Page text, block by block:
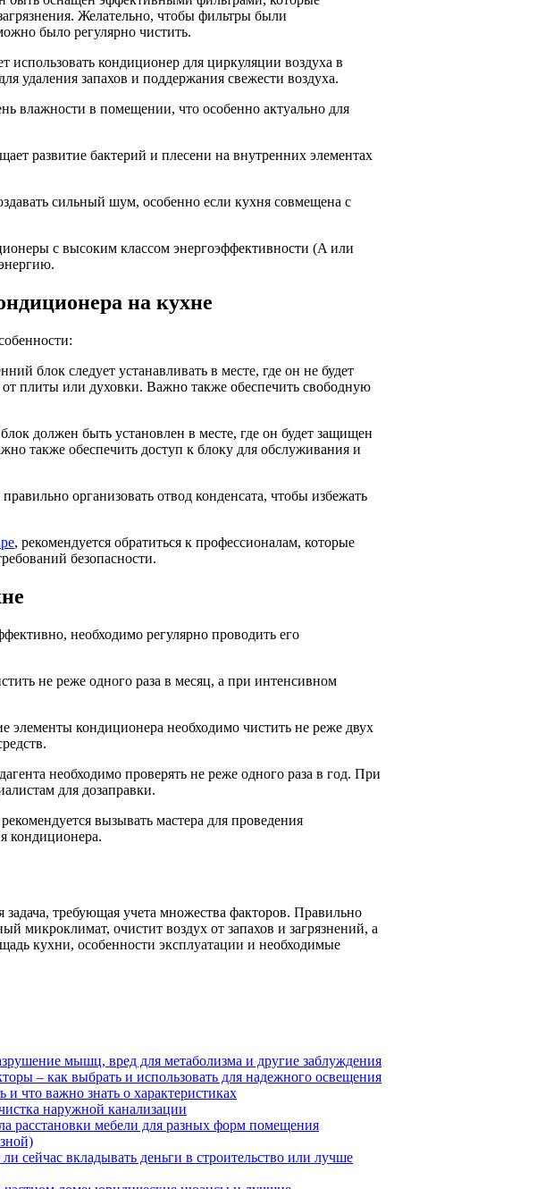
Желательно, чтобы фильтры были
было регулярно чистить.
кондиционер для циркуляции воздуха в
удаления запахов и поддержания свежести воздуха.
влажности в помещении, что особенно актуально для
развитие бактерий и плесени на внутренних элементах
сильный шум, особенно если кухня совмещена с
с высоким классом энергоэффективности (A или
на кухне
блок следует устанавливать в месте, где он не будет
плиты или духовки. Важно также обеспечить свободную
должен быть установлен в месте, где он будет защищен
также обеспечить доступ к блоку для обслуживания и
организовать отвод конденсата, чтобы избежать
, рекомендуется обратиться к профессионалам, которые
безопасности.
необходимо регулярно проводить его
не реже одного раза в месяц, а при интенсивном
элементы кондиционера необходимо чистить не реже двух
необходимо проверять не реже одного раза в год. При
для дозаправки.
вызывать мастера для проведения
кондиционера.
требующая учета множества факторов. Правильно
микроклимат, очистит воздух от запахов и загрязнений, а
кухни, особенности эксплуатации и необходимые
мышц, вред для метаболизма и другие заблуждения
– как выбрать и использовать для надежного освещения
и что важно знать о характеристиках
наружной канализации
расстановки мебели для разных форм помещения
сейчас вкладывать деньги в строительство или лучше